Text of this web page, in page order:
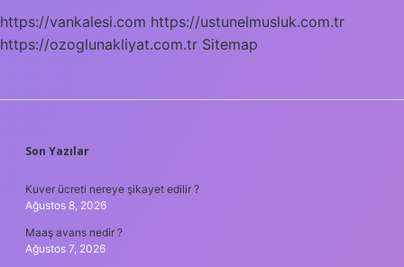
https://vankalesi.com https://ustunelmusluk.com.tr
https://ozoglunakliyat.com.tr Sitemap
SIDEBAR
Son Yazılar
Kuver ücreti nereye şikayet edilir ?
Ağustos 8, 2026
Maaş avans nedir ?
Ağustos 7, 2026